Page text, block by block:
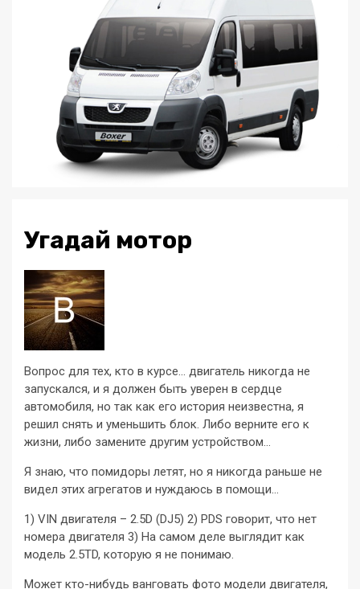
Угадай мотор
Вопрос для тех, кто в курсе… двигатель никогда не
запускался, и я должен быть уверен в сердце
автомобиля, но так как его история неизвестна, я
решил снять и уменьшить блок. Либо верните его к
жизни, либо замените другим устройством…
Я знаю, что помидоры летят, но я никогда раньше не
видел этих агрегатов и нуждаюсь в помощи…
1) VIN двигателя – 2.5D (DJ5) 2) PDS говорит, что нет
номера двигателя 3) На самом деле выглядит как
модель 2.5TD, которую я не понимаю.
Может кто-нибудь ванговать фото модели двигателя,